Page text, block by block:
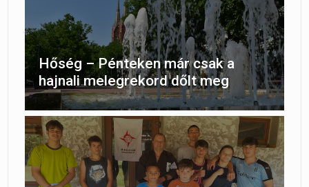
Hőség – Pénteken már csak a
hajnali melegrekord dőlt meg